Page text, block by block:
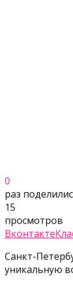
0
раз
15
просмотров
Вконтакте
Санкт-
уникальную